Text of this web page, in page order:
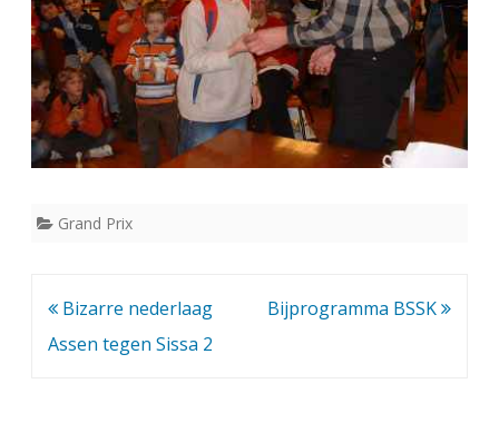
Grand Prix
Bericht
navigatie
Bizarre nederlaag
Assen tegen Sissa 2
Bijprogramma BSSK